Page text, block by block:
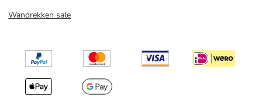
Wandrekken sale